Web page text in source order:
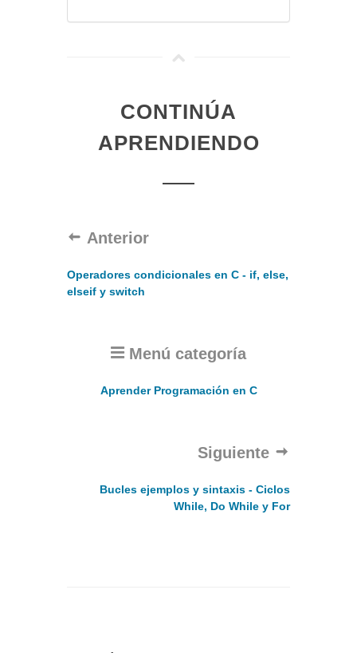
CONTINÚA
APRENDIENDO
Anterior
Operadores condicionales en C - if, else,
elseif y switch
Menú categoría
Aprender Programación en C
Siguiente
Bucles ejemplos y sintaxis - Ciclos
While, Do While y For